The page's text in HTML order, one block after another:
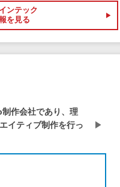
ンテック
を見る
作会社であり、理
イティブ制作を行っ